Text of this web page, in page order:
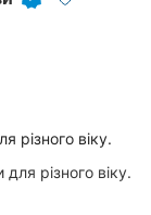
різного віку.
різного віку.